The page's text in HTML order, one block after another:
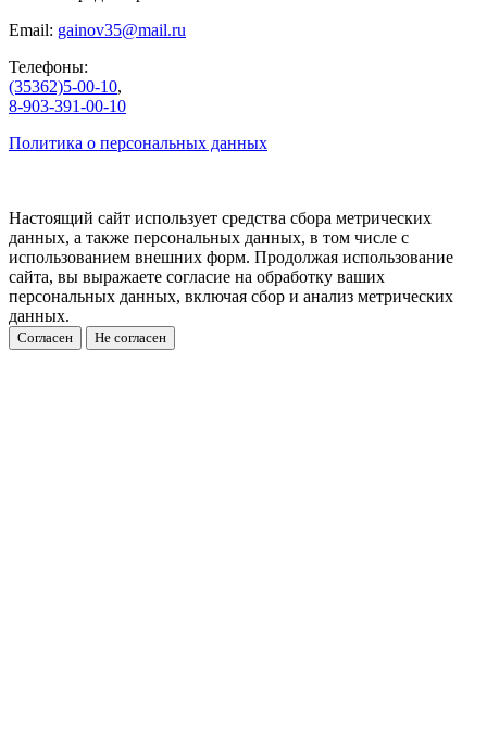
Email: gainov35@mail.ru
Телефоны:
(35362)5-00-10,
8-903-391-00-10
Политика о персональных данных
Настоящий сайт использует средства сбора метрических
данных, а также персональных данных, в том числе с
использованием внешних форм. Продолжая использование
сайта, вы выражаете согласие на обработку ваших
персональных данных, включая сбор и анализ метрических
данных.
Согласен Не согласен